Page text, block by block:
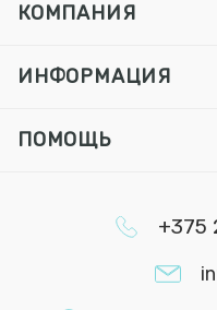
КОМПАНИЯ
ИНФОРМАЦИЯ
ПОМОЩЬ
+375